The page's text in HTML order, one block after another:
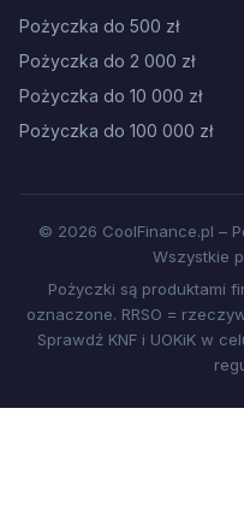
Pożyczka do 500 zł
Pożyczka do 2 000 zł
Pożyczka do 10 000 zł
Pożyczka do 100 000 zł
© 2026 CoolFinance.pl –
Wszystkie
Pożyczki są produktami
oznaczone. RRSO =
Sprawdź KNF i UOKiK w